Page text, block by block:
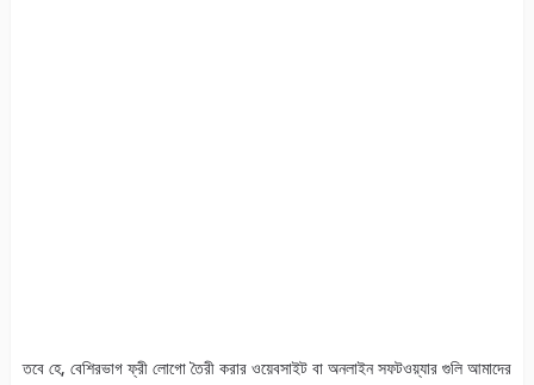
তবে হে, বেশিরভাগ ফ্রী লোগো তৈরী করার ওয়েবসাইট বা অনলাইন সফটওয়্যার গুলি আমাদের